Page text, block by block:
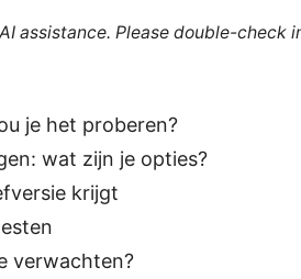
assistance. Please double-check
je het proberen?
wat zijn je opties?
krijgt
verwachten?